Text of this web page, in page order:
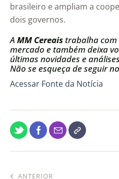
brasileiro e ampliam a
dois governos.
A MM Cereais trabalha com
mercado e também deixa
últimas novidades e
Não se esqueça de seguir
Acessar Fonte da Notícia
ANTERIOR